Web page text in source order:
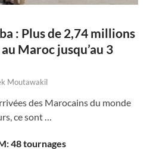
: Plus de 2,74 millions
Maroc jusqu’au 3
Moutawakil
des Marocains du monde
ce sont …
48 tournages